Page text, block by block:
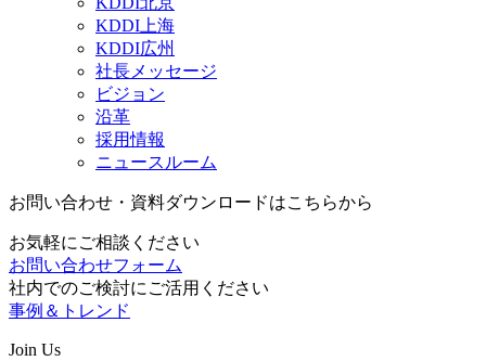
KDDI上海
KDDI広州
社長メッセージ
ビジョン
沿革
採用情報
ニュースルーム
お問い合わせ・資料ダウンロードはこちらから
お気軽にご相談ください
お問い合わせフォーム
社内でのご検討にご活用ください
事例＆トレンド
Join Us